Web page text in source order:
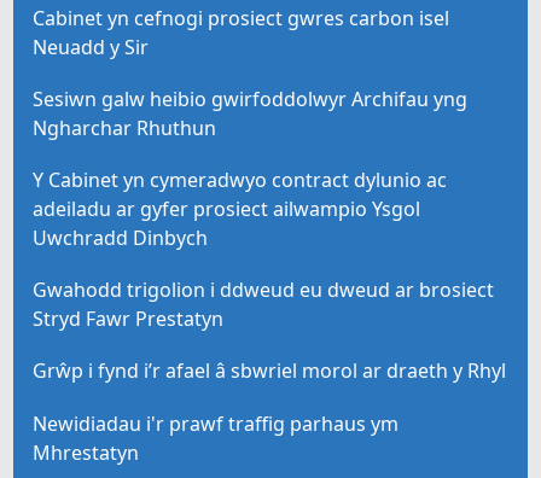
Cabinet yn cefnogi prosiect gwres carbon isel
Neuadd y Sir
Sesiwn galw heibio gwirfoddolwyr Archifau yng
Ngharchar Rhuthun
Y Cabinet yn cymeradwyo contract dylunio ac
adeiladu ar gyfer prosiect ailwampio Ysgol
Uwchradd Dinbych
Gwahodd trigolion i ddweud eu dweud ar brosiect
Stryd Fawr Prestatyn
Grŵp i fynd i’r afael â sbwriel morol ar draeth y Rhyl
Newidiadau i'r prawf traffig parhaus ym
Mhrestatyn